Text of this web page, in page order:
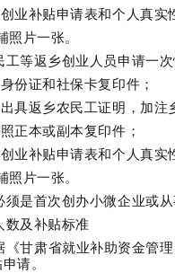
业补贴申请表和个人真实
片一张。
工等返乡创业人员申请一
份证和社保卡复印件；
具返乡农民工证明，加注
正本或副本复印件；
业补贴申请表和个人真实
片一张。
须是首次创办小微企业或
数及补贴标准
《甘肃省就业补助资金
请。